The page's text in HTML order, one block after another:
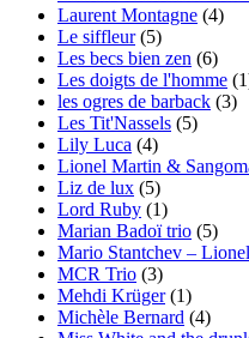
Laurent Montagne (4)
Le siffleur(5)
Les becs bien zen (6)
Les doigts de l'homme
les ogres de barback (3)
Les Tit'Nassels (5)
Lily Luca (4)
Lionel Martin &
Liz de lux (5)
Lord Ruby (1)
Marian Badoï trio (5)
Mario Stantchev –
MCR Trio (3)
Mehdi Krüger(1)
Michèle Bernard (4)